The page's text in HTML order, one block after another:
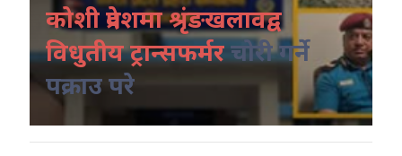
कोशी प्रदेशमा श्रृंङखलावद्व
विधुतीय ट्रान्सफर्मरचोरी गर्ने
पक्राउ परे